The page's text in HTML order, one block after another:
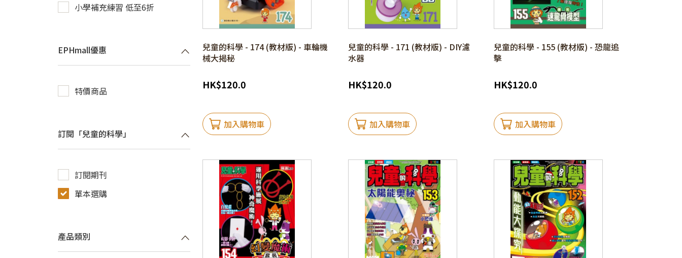
小學補充練習 低至6折
EPHmall優惠
特價商品
訂閱「兒童的科學」
訂閱期刊
單本選購
產品類別
兒童的科學 - 174 (教材版) - 車輪機
械大揭秘
HK$120.0
加入購物車
兒童的科學 - 171 (教材版) - DIY濾
水器
HK$120.0
加入購物車
兒童的科學 - 155 (教材版) - 恐龍追
擊
HK$120.0
加入購物車